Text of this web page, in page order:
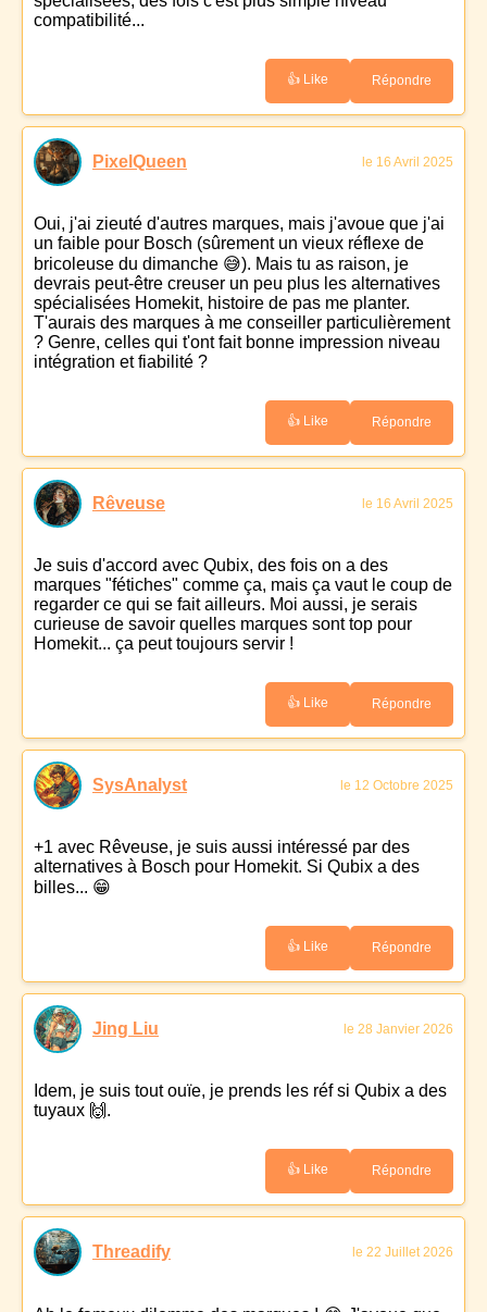
compatibilité...
👍 Like Répondre
PixelQueen le 16 Avril 2025
Oui, j'ai zieuté d'autres marques, mais j'avoue que j'ai
un faible pour Bosch (sûrement un vieux réflexe de
bricoleuse du dimanche 😅). Mais tu as raison, je
devrais peut-être creuser un peu plus les alternatives
spécialisées Homekit, histoire de pas me planter.
T'aurais des marques à me conseiller particulièrement
? Genre, celles qui t'ont fait bonne impression niveau
intégration et fiabilité ?
👍 Like Répondre
Rêveuse le 16 Avril 2025
Je suis d'accord avec Qubix, des fois on a des
marques "fétiches" comme ça, mais ça vaut le coup de
regarder ce qui se fait ailleurs. Moi aussi, je serais
curieuse de savoir quelles marques sont top pour
Homekit... ça peut toujours servir !
👍 Like Répondre
SysAnalyst le 12 Octobre 2025
+1 avec Rêveuse, je suis aussi intéressé par des
alternatives à Bosch pour Homekit. Si Qubix a des
billes... 😁
👍 Like Répondre
Jing Liu le 28 Janvier 2026
Idem, je suis tout ouïe, je prends les réf si Qubix a des
tuyaux 🙌.
👍 Like Répondre
Threadify le 22 Juillet 2026